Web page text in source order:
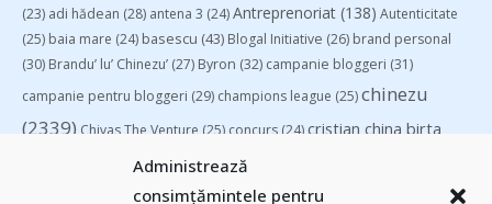
Administrează
consimțămintele pentru
(23) adi hădean (28) antena 3 (24)Antreprenoriat (138) Autenticitate
(25) baia mare (24) basescu (43) Blogal Initiative (26) brand personal
(30) Brandu’ lu’ Chinezu’ (27) Byron (32) campanie bloggeri (31)
campanie pentru bloggeri (29) champions league (25)chinezu
(2339)Chivas The Venture (25)concurs(24)cristian china birta
Despre cartile pe care le-am citit
federatia romana de rugby(22) filosofice (132) leapsa